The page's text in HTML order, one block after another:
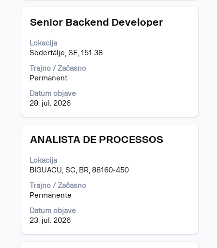
Naziv
Senior Backend Developer
Lokacija
Södertälje, SE, 151 38
Trajno / Začasno
Permanent
Datum objave
28. jul. 2026
Izberite
preslednico,
da
celotno
vsebino
o
delovnem
mestu.
Naziv
ANALISTA DE PROCESSOS
Lokacija
BIGUACU, SC, BR, 88160-450
Trajno / Začasno
Permanente
Datum objave
23. jul. 2026
Izberite
preslednico,
da
celotno
vsebino
o
delovnem
mestu.